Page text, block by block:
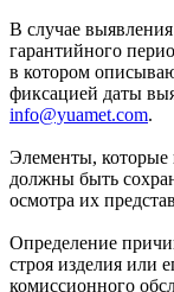
В случае
гарантийного
в котором
фиксацией даты
info@yuamet.com.
Элементы,
должны быть
осмотра их
Определение
строя изделия или
комиссионного